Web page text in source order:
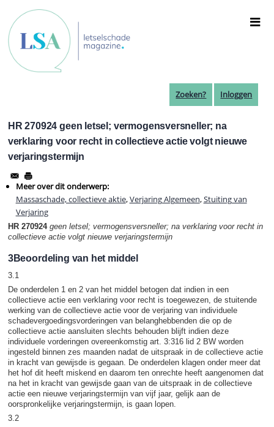
naar
de
inhoud
gaan
Zoeken? Inloggen
HR 270924 geen letsel; vermogensversneller; na
verklaring voor recht in collectieve actie volgt nieuwe
verjaringstermijn
Meer over dit onderwerp:
Massaschade, collectieve aktie,Verjaring Algemeen,Stuiting van
Verjaring
HR 270924 geen letsel; vermogensversneller; na verklaring voor recht in
collectieve actie volgt nieuwe verjaringstermijn
3Beoordeling van het middel
3.1
De onderdelen 1 en 2 van het middel betogen dat indien in een
collectieve actie een verklaring voor recht is toegewezen, de stuitende
werking van de collectieve actie voor de verjaring van individuele
schadevergoedingsvorderingen van belanghebbenden die op de
collectieve actie aansluiten slechts behouden blijft indien deze
individuele vorderingen overeenkomstig art. 3:316 lid 2 BW worden
ingesteld binnen zes maanden nadat de uitspraak in de collectieve actie
in kracht van gewijsde is gegaan. De onderdelen klagen onder meer dat
het hof dit heeft miskend en daarom ten onrechte heeft aangenomen dat
na het in kracht van gewijsde gaan van de uitspraak in de collectieve
actie een nieuwe verjaringstermijn van vijf jaar, gelijk aan de
oorspronkelijke verjaringstermijn, is gaan lopen.
3.2